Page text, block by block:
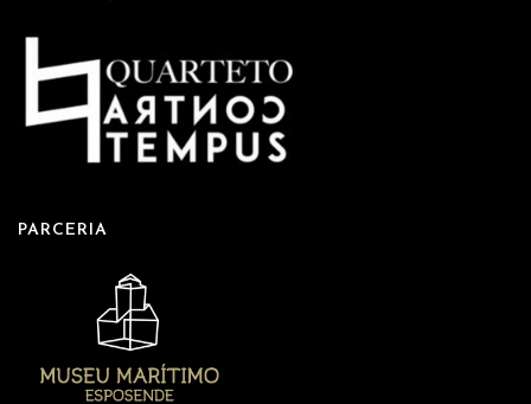
PARCERIA